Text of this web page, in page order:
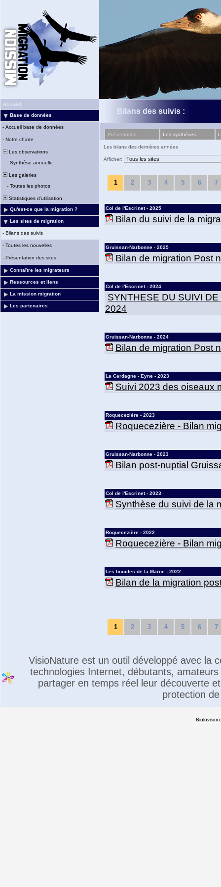
Accueil
Base de données
- Accueil base de données
- Notre charte
Les observations
- Synthèse annuelle
Les galeries
- Toutes les photos
Statistiques d'utilisation
Qu'est-ce que la migration ?
Les sites de migration
- Bilans des suivis
- Toutes les nouvelles
- Présentation des sites
Connaître les migrateurs
Ressources et liens
La mission migration
Les partenaires
Bilans des suivis :
Présentation Les synthèses
Les bilans des dernières années
Afficher:
1 2 3 4 5 6 7
Col de l'Escrinet - 2025
Bilan du suivi de la
Gruissan-Narbonne - 2025
Bilan de migration Post
Col de l'Escrinet - 2024
SYNTHESE DU SUIVI
2024
Gruissan-Narbonne - 2024
Bilan de migration Post
La Cerdagne - Eyne - 2023
Suivi 2023 des oiseaux
Roquecezière - 2023
Roquecezière - Bilan
Gruissan-Narbonne - 2023
Bilan post-nuptial
Col de l'Escrinet - 2023
Synthèse du suivi de la
Roquecezière - 2022
Roquecezière - Bilan
Les boucles de la Marne - 2022
Bilan de la migration
1 2 3 4 5 6 7
VisioNature est un outil développé avec la
technologies Internet, débutants,
partager en temps réel leur découverte
protection
Biolovision